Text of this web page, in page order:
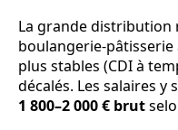
La grande distribution
boulangerie-
plus stables (CDI à
décalés. Les salaires
1 800–2 000 € brut